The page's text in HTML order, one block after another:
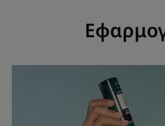
ορός ανάπτυξης μαλλιών,
που ενισχύει την κερατίνη και
τον 1ο μήνα*
*Πραγματική δοκιμή για 3 μήνες,
-ΠΙΟ ΕΝΙΣΧΥΜΕΝΑ ΜΑΛΛΙΑ: τα
πιο ανάλαφρα και πιο λαμπερά από